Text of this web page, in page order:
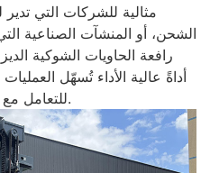
مثالية للشركات التي
الشحن، أو المنشآت الصناعية
أداةً عالية الأداء تُسهّل
للتعامل مع أكبر التحديات بكفاءة وموثوقية.